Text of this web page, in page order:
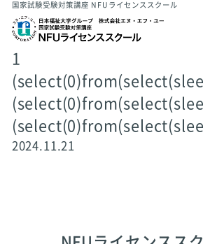
国家試験受験対策講座 NFUライセンススクール
1
2024.11.21